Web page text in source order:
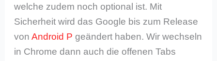
welche zudem noch optional ist. Mit
Sicherheit wird das Google bis zum Release
vonAndroid P geändert haben. Wir wechseln
in Chrome dann auch die offenen Tabs